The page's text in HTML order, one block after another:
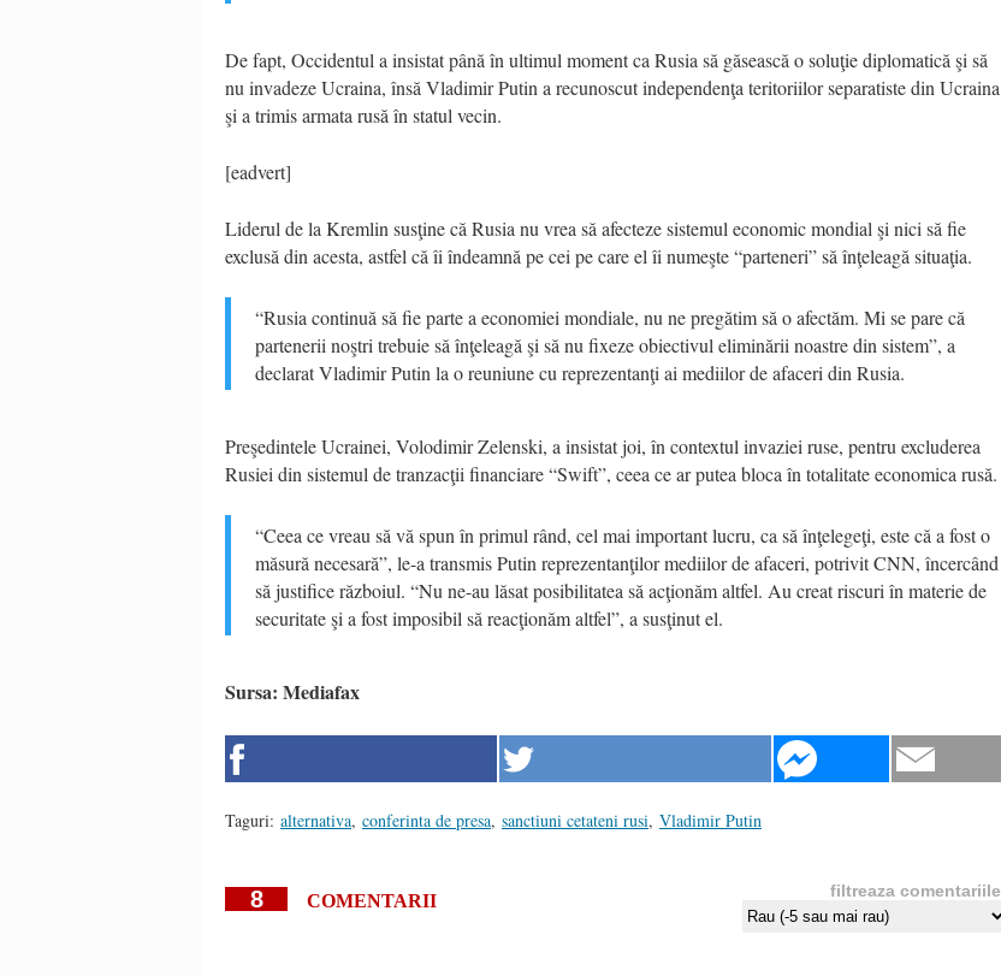
De fapt, Occidentul a insistat până în ultimul moment ca Rusia să găsească o soluţie diplomatică şi să
nu invadeze Ucraina, însă Vladimir Putin a recunoscut independenţa teritoriilor separatiste din Ucraina
şi a trimis armata rusă în statul vecin.
[eadvert]
Liderul de la Kremlin susţine că Rusia nu vrea să afecteze sistemul economic mondial şi nici să fie
exclusă din acesta, astfel că îi îndeamnă pe cei pe care el îi numeşte “parteneri” să înţeleagă situaţia.
“Rusia continuă să fie parte a economiei mondiale, nu ne pregătim să o afectăm. Mi se pare că
partenerii noştri trebuie să înţeleagă şi să nu fixeze obiectivul eliminării noastre din sistem”, a
declarat Vladimir Putin la o reuniune cu reprezentanţi ai mediilor de afaceri din Rusia.
Preşedintele Ucrainei, Volodimir Zelenski, a insistat joi, în contextul invaziei ruse, pentru excluderea
Rusiei din sistemul de tranzacţii financiare “Swift”, ceea ce ar putea bloca în totalitate economica rusă.
“Ceea ce vreau să vă spun în primul rând, cel mai important lucru, ca să înţelegeţi, este că a fost o
măsură necesară”, le-a transmis Putin reprezentanţilor mediilor de afaceri, potrivit CNN, încercând
să justifice războiul. “Nu ne-au lăsat posibilitatea să acţionăm altfel. Au creat riscuri în materie de
securitate şi a fost imposibil să reacţionăm altfel”, a susţinut el.
Sursa: Mediafax
Taguri: alternativa, conferinta de presa, sanctiuni cetateni rusi, Vladimir Putin
8 COMENTARII filtreaza comentariile